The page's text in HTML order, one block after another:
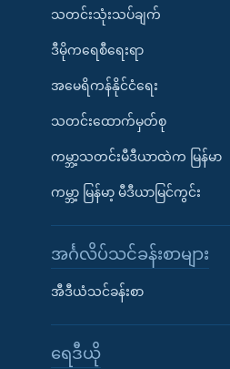
သတင်းသုံးသပ်ချက်
ဒီမိုကရေစီရေးရာ
အမေရိကန်နိုင်ငံရေး
သတင်းထောက်မှတ်စု
ကမ္ဘာ့သတင်းမီဒီယာထဲက မြန်မာ
ကမ္ဘာ့ မြန်မာ့ မီဒီယာမြင်ကွင်း
အင်္ဂလိပ်သင်ခန်းစာများ
အီဒီယံသင်ခန်းစာ
ရေဒီယို